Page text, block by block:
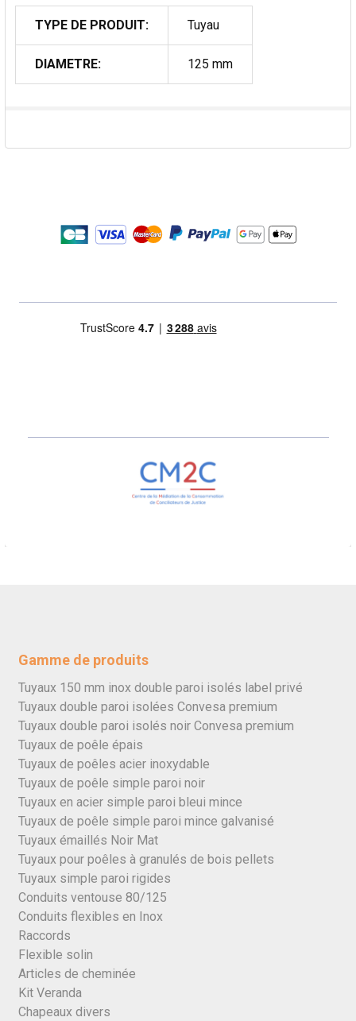
TYPE DE PRODUIT: Tuyau
DIAMETRE: 125 mm
Gamme de produits
Tuyaux 150 mm inox double paroi isolés label privé
Tuyaux double paroi isolées Convesa premium
Tuyaux double paroi isolés noir Convesa premium
Tuyaux de poêle épais
Tuyaux de poêles acier inoxydable
Tuyaux de poêle simple paroi noir
Tuyaux en acier simple paroi bleui mince
Tuyaux de poêle simple paroi mince galvanisé
Tuyaux émaillés Noir Mat
Tuyaux pour poêles à granulés de bois pellets
Tuyaux simple paroi rigides
Conduits ventouse 80/125
Conduits flexibles en Inox
Raccords
Flexible solin
Articles de cheminée
Kit Veranda
Chapeaux divers